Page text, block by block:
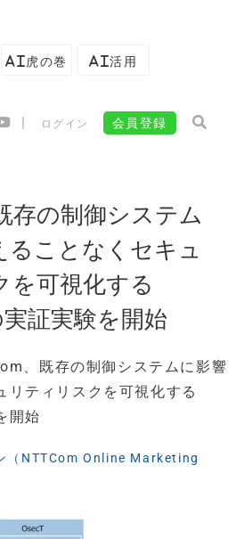
AI虎の巻 AI活用
ログイン 会員登録
存の制御システム
ることなくセキュ
を可視化する
実証実験を開始
、既存の制御システムに影響
リティリスクを可視化する
開始
（NTTCom Online Marketing